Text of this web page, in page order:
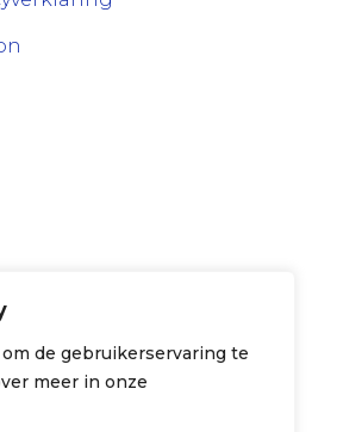
de gebruikerservaring te
meer in onze